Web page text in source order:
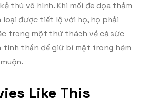
thù vô hình. Khi mối đe dọa thảm
loại được tiết lộ với họ, họ phải
trong một thử thách về cả sức
tinh thần để giữ bí mật trong hẻm
Like This